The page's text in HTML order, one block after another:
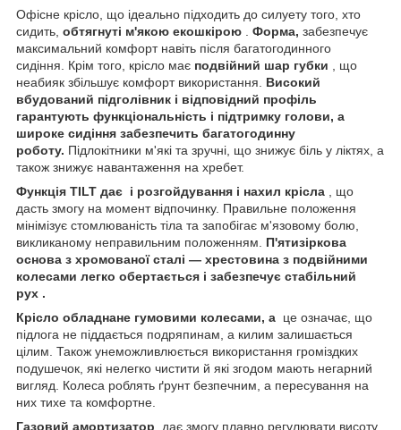
Офісне крісло, що ідеально підходить до силуету того, хто
сидить, обтягнуті м'якою екошкірою . Форма, забезпечує
максимальний комфорт навіть після багатогодинного
сидіння. Крім того, крісло має подвійний шар губки , що
неабияк збільшує комфорт використання. Високий
вбудований підголівник і відповідний профіль
гарантують функціональність і підтримку голови, а
широке сидіння забезпечить багатогодинну
роботу. Підлокітники м'які та зручні, що знижує біль у ліктях, а
також знижує навантаження на хребет.
Функція TILT дає і розгойдування і нахил крісла , що
дасть змогу на момент відпочинку. Правильне положення
мінімізує стомлюваність тіла та запобігає м'язовому болю,
викликаному неправильним положенням. П'ятизіркова
основа з хромованої сталі — хрестовина з подвійними
колесами легко обертається і забезпечує стабільний
рух .
Крісло обладнане гумовими колесами, а це означає, що
підлога не піддається подряпинам, а килим залишається
цілим. Також унеможливлюється використання громіздких
подушечок, які нелегко чистити й які згодом мають негарний
вигляд. Колеса роблять ґрунт безпечним, а пересування на
них тихе та комфортне.
Газовий амортизатор дає змогу плавно регулювати висоту